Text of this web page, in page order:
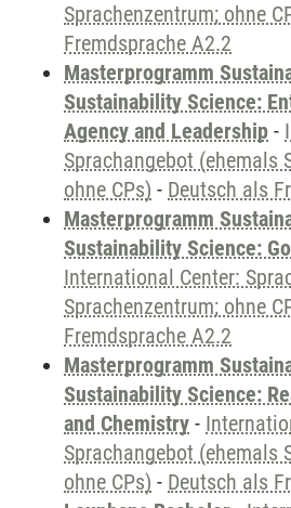
Sprachenzentrum; ohne
Fremdsprache A2.2
Masterprogramm
Sustainability Science:
Agency and Leadership -
Sprachangebot (ehemals
ohne CPs) - Deutsch als
Masterprogramm
Sustainability Science:
International Center:
Sprachenzentrum; ohne
Fremdsprache A2.2
Masterprogramm
Sustainability Science:
and Chemistry -
Sprachangebot (ehemals
ohne CPs) - Deutsch als